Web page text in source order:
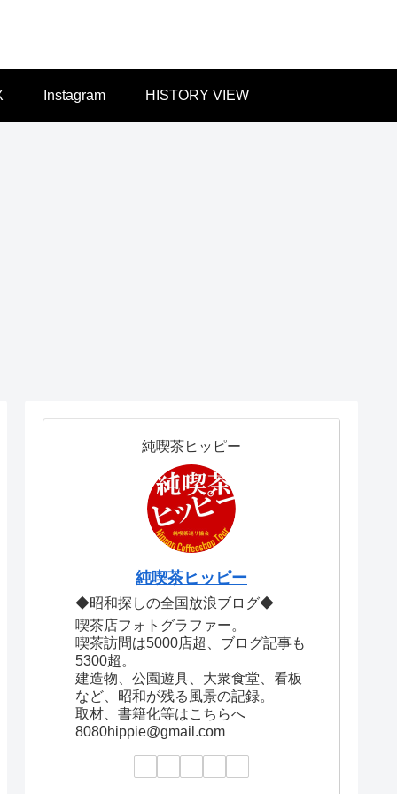
Instagram HISTORY VIEW
純喫茶ヒッピー
純喫茶ヒッピー
◆昭和探しの全国放浪ブログ◆
喫茶店フォトグラファー。
喫茶訪問は5000店超、ブログ記事も
5300超。
建造物、公園遊具、大衆食堂、看板
など、昭和が残る風景の記録。
取材、書籍化等はこちらへ
8080hippie@gmail.com